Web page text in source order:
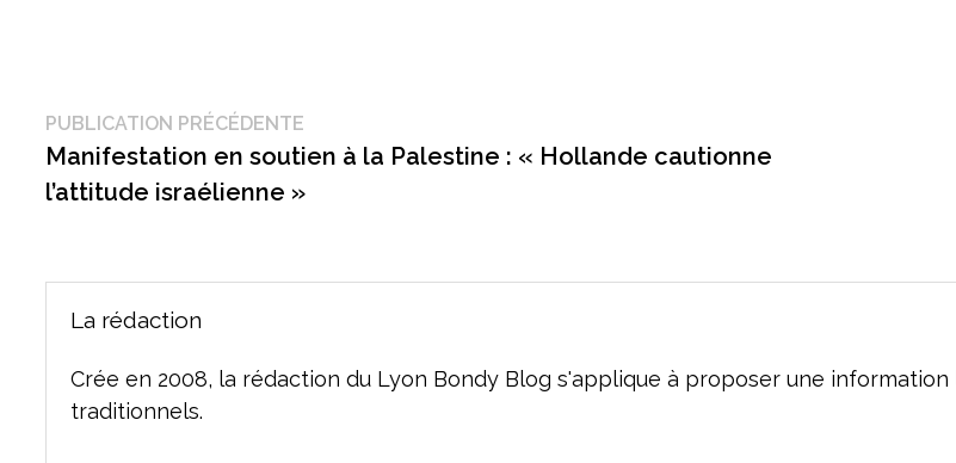
Navigation
de
PUBLICATION PRÉCÉDENTE
précédente :
Manifestation en soutien à la Palestine : « Hollande cautionne
l’attitude israélienne »
La rédaction
Crée en 2008, la rédaction du Lyon Bondy Blog s'applique à proposer une
traditionnels.